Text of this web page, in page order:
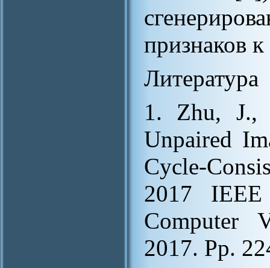
признаков
Литература
1. Zhu, J.,
Unpaired
Cycle-
2017 IEEE
Computer
2017. Pp.